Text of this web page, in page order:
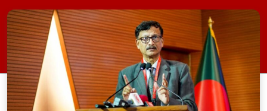
নির্বাচনে অংশ নেবে। সম্প্রতি দেশের একটি
বেসরকারি টেলিভিশনে দেয়া সাক্ষাৎকারে তিনি
এসব কথা বলেন। আওয়ামী লীগ সরকারের সময়
হওয়া অত্যাচার-নিপীড়ন মানুষ ভুলে যাবে এমন
[…]